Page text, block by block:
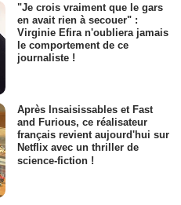
"Je crois vraiment que le gars
en avait rien à secouer" :
Virginie Efira n'oubliera jamais
le comportement de ce
journaliste !
Après Insaisissables et Fast
and Furious, ce réalisateur
français revient aujourd'hui sur
Netflix avec un thriller de
science-fiction !